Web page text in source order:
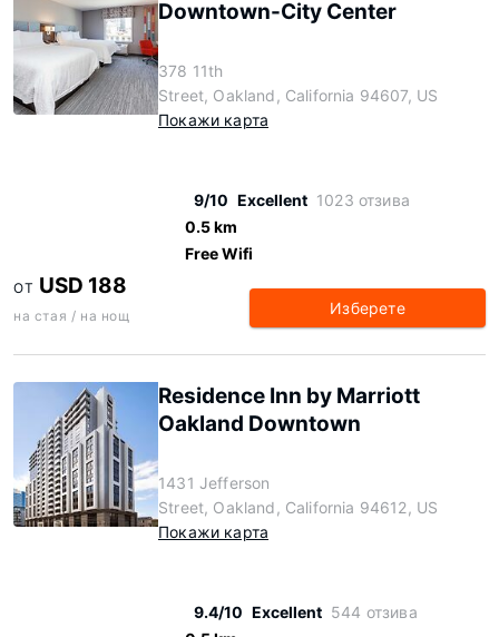
Downtown-City Center
378 11th
Street, Oakland, California 94607, US
Покажи карта
9/10 Excellent 1023 отзива
0.5 km
Free Wifi
ОТ USD 188
на стая / на нощ Изберете
Residence Inn by Marriott
Oakland Downtown
1431 Jefferson
Street, Oakland, California 94612, US
Покажи карта
9.4/10 Excellent 544 отзива